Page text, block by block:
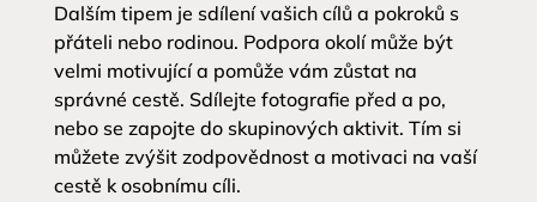
Dalším tipem je sdílení vašich cílů a pokroků s
přáteli nebo rodinou. Podpora okolí může být
velmi motivující a pomůže vám zůstat na
správné cestě. Sdílejte fotografie před a po,
nebo se zapojte do skupinových aktivit. Tím si
můžete zvýšit zodpovědnost a motivaci na vaší
cestě k osobnímu cíli.